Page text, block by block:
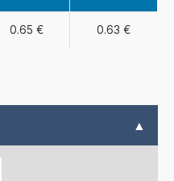
0.65 € 0.63 €
▲